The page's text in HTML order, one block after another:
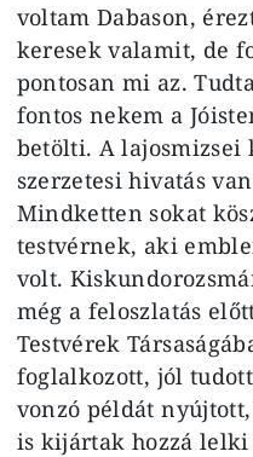
voltam Dabason,
keresek valamit, de
pontosan mi az.
fontos nekem a
betölti. A lajosmizsei
szerzetesi hivatás
Mindketten sokat
testvérnek, aki
volt.
még a feloszlatás
Testvérek
foglalkozott, jól
vonzó példát
is kijártak hozzá